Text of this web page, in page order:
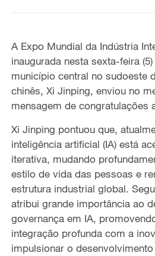
A Expo Mundial da Indústria
inaugurada nesta sexta-feira
município central no sudoeste
chinês, Xi Jinping, enviou no
mensagem de congratulações
Xi Jinping pontuou que,
inteligência artificial (IA) está
iterativa, mudando
estilo de vida das pessoas e
estrutura industrial global.
atribui grande importância ao
governança em IA,
integração profunda com a
impulsionar o